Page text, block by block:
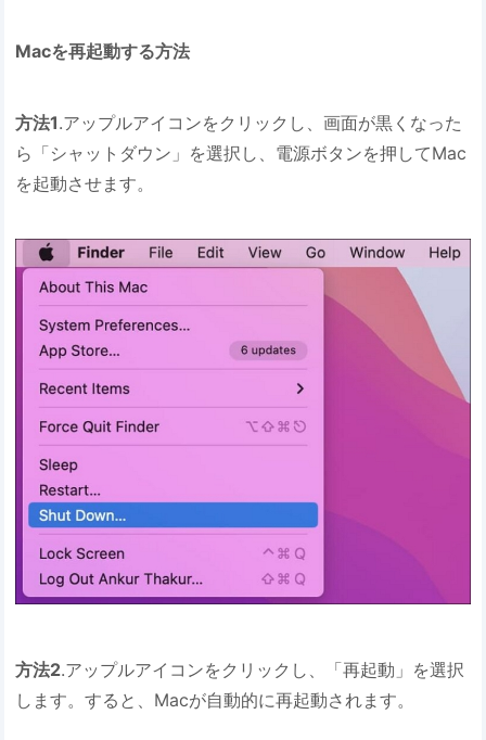
Macを再起動する方法
方法1.アップルアイコンをクリックし、画面が黒くなった
ら「シャットダウン」を選択し、電源ボタンを押してMac
を起動させます。
方法2.アップルアイコンをクリックし、「再起動」を選択
します。すると、Macが自動的に再起動されます。